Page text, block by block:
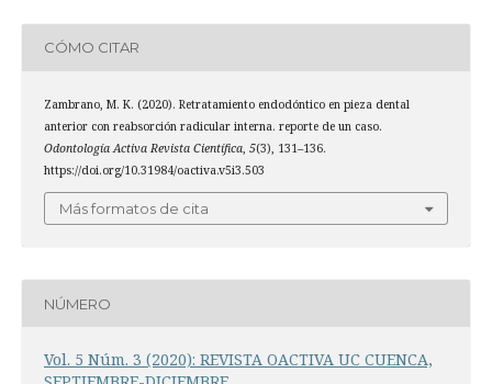
CÓMO CITAR
Zambrano, M. K. (2020). Retratamiento endodóntico en pieza dental
anterior con reabsorción radicular interna. reporte de un caso.
Odontología Activa Revista Científica, 5(3), 131–136.
https://doi.org/10.31984/oactiva.v5i3.503
Más formatos de cita
NÚMERO
Vol. 5 Núm. 3 (2020): REVISTA OACTIVA UC CUENCA,